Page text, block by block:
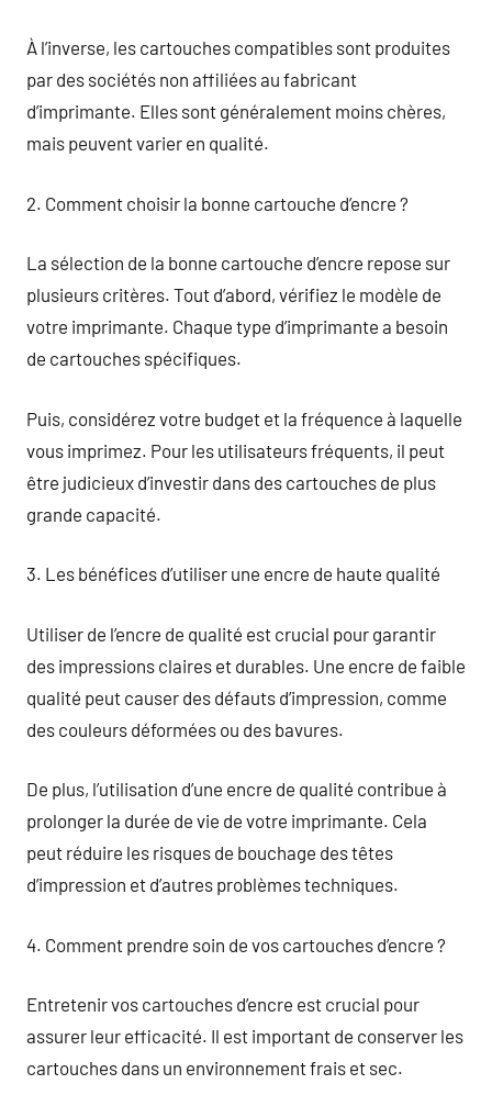
À l’inverse, les cartouches compatibles sont produites
par des sociétés non affiliées au fabricant
d’imprimante. Elles sont généralement moins chères,
mais peuvent varier en qualité.
2. Comment choisir la bonne cartouche d’encre ?
La sélection de la bonne cartouche d’encre repose sur
plusieurs critères. Tout d’abord, vérifiez le modèle de
votre imprimante. Chaque type d’imprimante a besoin
de cartouches spécifiques.
Puis, considérez votre budget et la fréquence à laquelle
vous imprimez. Pour les utilisateurs fréquents, il peut
être judicieux d’investir dans des cartouches de plus
grande capacité.
3. Les bénéfices d’utiliser une encre de haute qualité
Utiliser de l’encre de qualité est crucial pour garantir
des impressions claires et durables. Une encre de faible
qualité peut causer des défauts d’impression, comme
des couleurs déformées ou des bavures.
De plus, l’utilisation d’une encre de qualité contribue à
prolonger la durée de vie de votre imprimante. Cela
peut réduire les risques de bouchage des têtes
d’impression et d’autres problèmes techniques.
4. Comment prendre soin de vos cartouches d’encre ?
Entretenir vos cartouches d’encre est crucial pour
assurer leur efficacité. Il est important de conserver les
cartouches dans un environnement frais et sec.